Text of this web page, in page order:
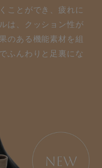
ことができ、疲れに
は、クッション性が
のある機能素材を組
ふんわりと足裏にな